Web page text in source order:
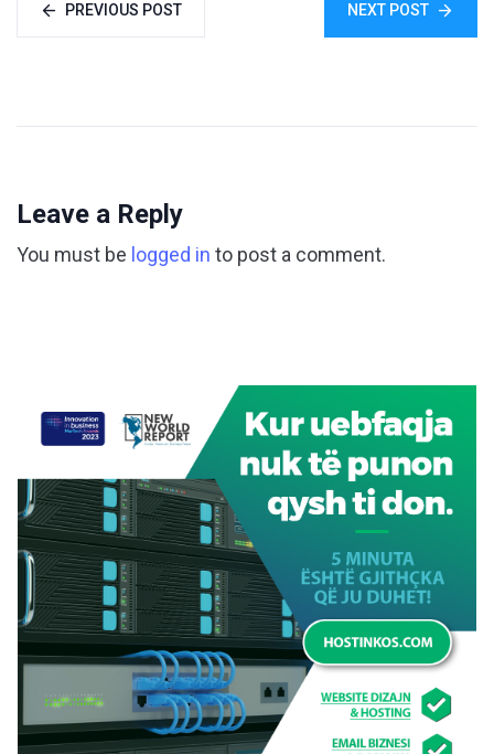
PREVIOUS POST NEXT POST
Leave a Reply
You must be logged in to post a comment.